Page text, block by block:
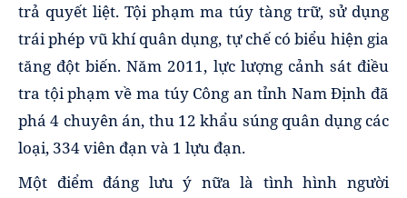
trả quyết liệt. Tội phạm ma túy tàng trữ, sử dụng
trái phép vũ khí quân dụng, tự chế có biểu hiện gia
tăng đột biến. Năm 2011, lực lượng cảnh sát điều
tra tội phạm về ma túy Công an tỉnh Nam Định đã
phá 4 chuyên án, thu 12 khẩu súng quân dụng các
loại, 334 viên đạn và 1 lựu đạn.
Một điểm đáng lưu ý nữa là tình hình người